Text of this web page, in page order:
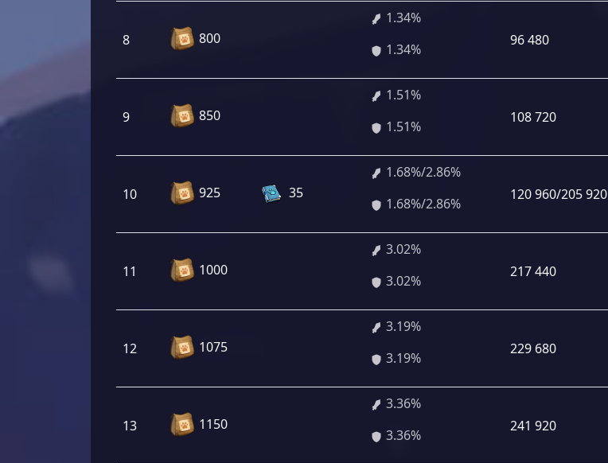
8 800
1.34%
1.34%
96 480
9 850
1.51%
1.51%
108 720
10 925 35
1.68%/2.86%
1.68%/2.86%
120 960/205 920
11 1000
3.02%
3.02%
217 440
12 1075
3.19%
3.19%
229 680
13 1150
3.36%
3.36%
241 920